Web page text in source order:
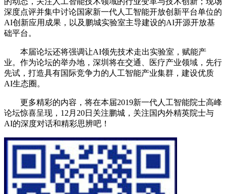
深度点评并集中讨论国家新一代人工智能开放创新平台单位的
AI创新应用成果，以及鹏城实验室主导建设的AI开源开放基
础平台。
本届论坛还将强调让AI领先技术走出实验室，赋能产
业。作为论坛的举办地，深圳将在交通、医疗产业领域，先行
先试，打造具有国际竞争力的人工智能产业集群，建设优质
AI生态圈。
更多精彩的内容，将在本届2019新一代人工智能院士高峰
论坛惊喜呈现，12月20日关注鹏城，关注国内外精英院士与
AI的深度对话和精彩思辨吧！